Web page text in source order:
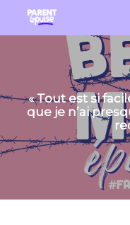
« Tout est si
que je n’ai